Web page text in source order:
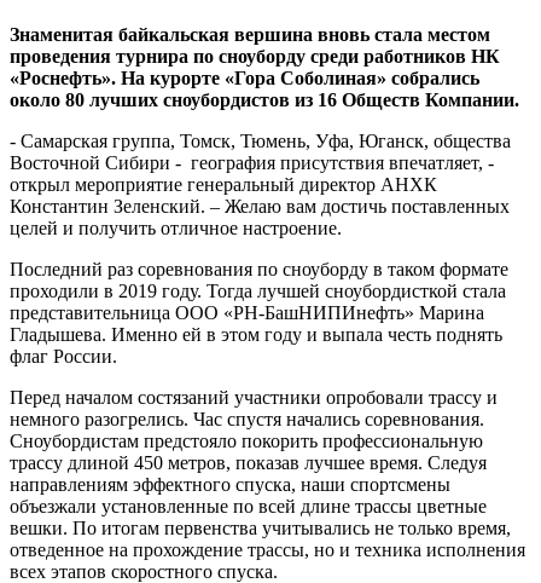
Знаменитая байкальская вершина вновь стала местом
проведения турнира по сноуборду среди работников НК
«Роснефть». На курорте «Гора Соболиная» собрались
около 80 лучших сноубордистов из 16 Обществ Компании.
- Самарская группа, Томск, Тюмень, Уфа, Юганск, общества
Восточной Сибири - география присутствия впечатляет, -
открыл мероприятие генеральный директор АНХК
Константин Зеленский. – Желаю вам достичь поставленных
целей и получить отличное настроение.
Последний раз соревнования по сноуборду в таком формате
проходили в 2019 году. Тогда лучшей сноубордисткой стала
представительница ООО «РН-БашНИПИнефть» Марина
Гладышева. Именно ей в этом году и выпала честь поднять
флаг России.
Перед началом состязаний участники опробовали трассу и
немного разогрелись. Час спустя начались соревнования.
Сноубордистам предстояло покорить профессиональную
трассу длиной 450 метров, показав лучшее время. Следуя
направлениям эффектного спуска, наши спортсмены
объезжали установленные по всей длине трассы цветные
вешки. По итогам первенства учитывались не только время,
отведенное на прохождение трассы, но и техника исполнения
всех этапов скоростного спуска.